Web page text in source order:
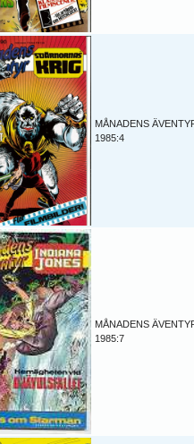
MÅNADENS
1985:4
MÅNADENS
1985:7